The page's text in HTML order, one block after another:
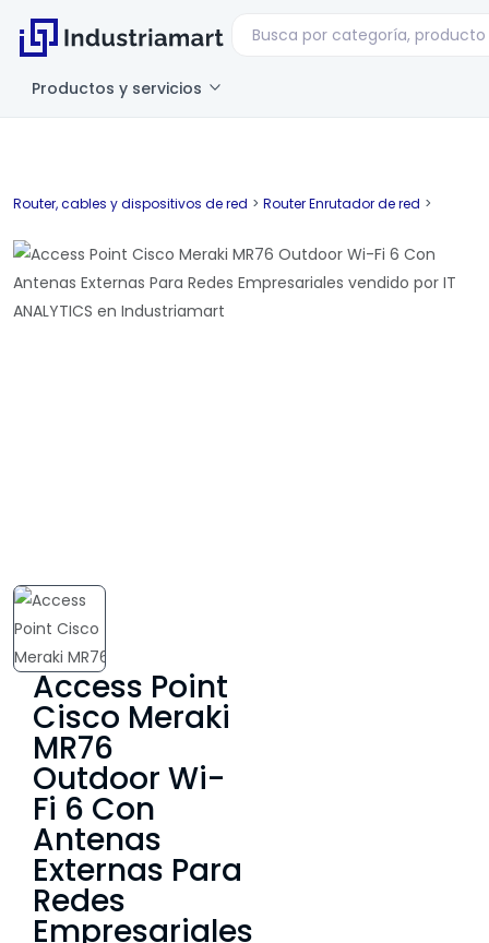
Productos y servicios
Router, cables y dispositivos de red > Router Enrutador de red >
Access Point
Cisco Meraki
MR76
Outdoor Wi-
Fi 6 Con
Antenas
Externas Para
Redes
Empresariales